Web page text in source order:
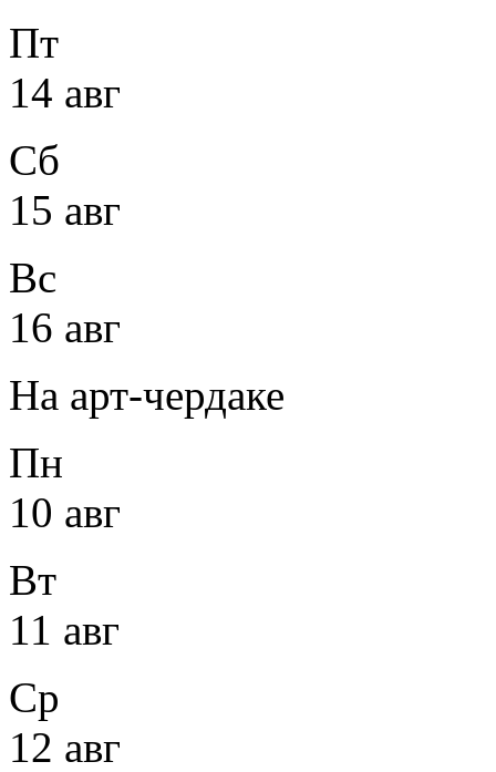
Пт
14 авг
Сб
15 авг
Вс
16 авг
На арт-чердаке
Пн
10 авг
Вт
11 авг
Ср
12 авг